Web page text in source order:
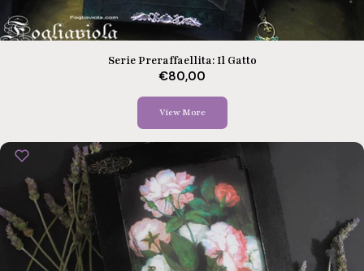
View More
Serie Preraffaellita: Il Gatto
€80,00